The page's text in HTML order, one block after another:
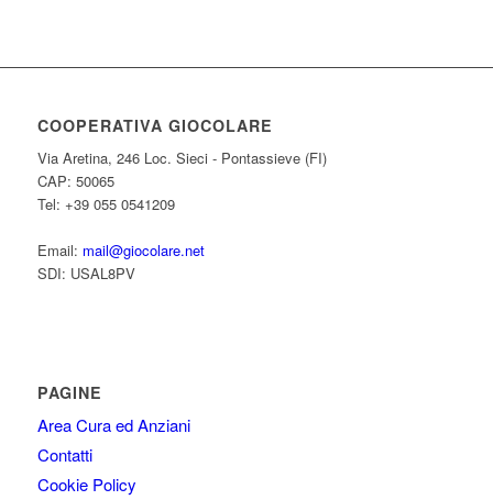
COOPERATIVA GIOCOLARE
Via Aretina, 246 Loc. Sieci - Pontassieve (FI)
CAP: 50065
Tel: +39 055 0541209
Email: mail@giocolare.net
SDI: USAL8PV
PAGINE
Area Cura ed Anziani
Contatti
Cookie Policy